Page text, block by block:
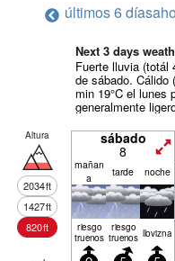
últimos 6 días
Next 3 days
Fuerte lluvia (totál
de sábado. Cálido
min 19°C el lunes
generalmente
Altura
2034ft
1427ft
820ft
sábado
8
mañan
a
tarde noche
riesgo
truenos
riesgo
truenos llov­izna